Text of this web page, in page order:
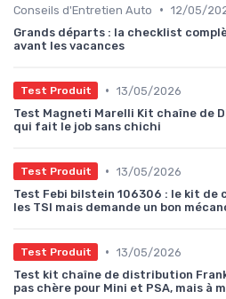
Conseils d'Entretien Auto • 12/05/
Grands départs : la checklist
avant les vacances
Test Produit • 13/05/2026
Test Magneti Marelli Kit chaîne de
qui fait le job sans chichi
Test Produit • 13/05/2026
Test Febi bilstein 106306 : le kit de
les TSI mais demande un bon
Test Produit • 13/05/2026
Test kit chaîne de distribution
pas chère pour Mini et PSA, mais à